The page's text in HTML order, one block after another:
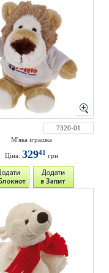
7320-01
М'яка іграшка
Ціна: 32941 грн